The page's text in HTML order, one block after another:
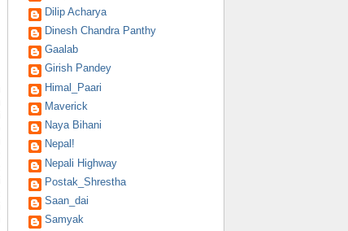
Dilip Acharya
Dinesh Chandra Panthy
Gaalab
Girish Pandey
Himal_Paari
Maverick
Naya Bihani
Nepal!
Nepali Highway
Postak_Shrestha
Saan_dai
Samyak